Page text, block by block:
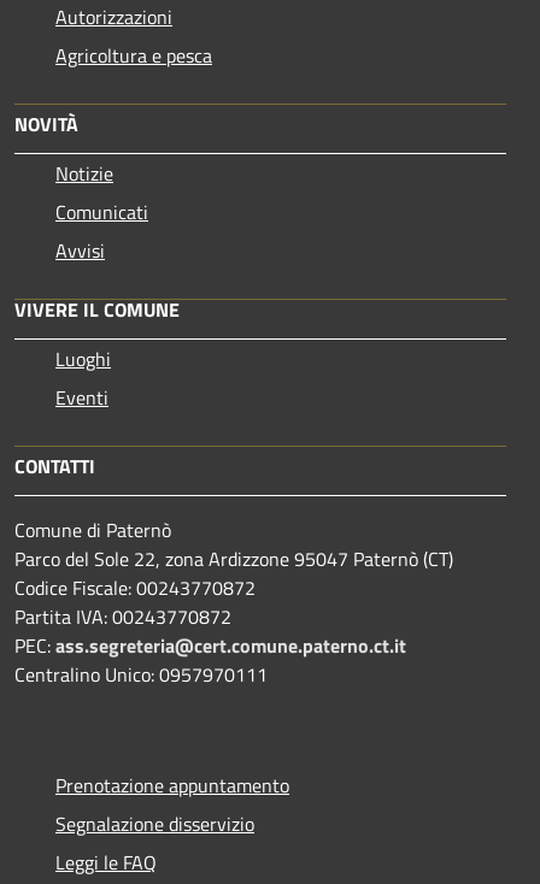
Autorizzazioni
Agricoltura e pesca
NOVITÀ
Notizie
Comunicati
Avvisi
VIVERE IL COMUNE
Luoghi
Eventi
CONTATTI
Comune di Paternò
Parco del Sole 22, zona Ardizzone 95047 Paternò (CT)
Codice Fiscale: 00243770872
Partita IVA: 00243770872
PEC:ass.segreteria@cert.comune.paterno.ct.it
Centralino Unico: 0957970111
Prenotazione appuntamento
Segnalazione disservizio
Leggi le FAQ